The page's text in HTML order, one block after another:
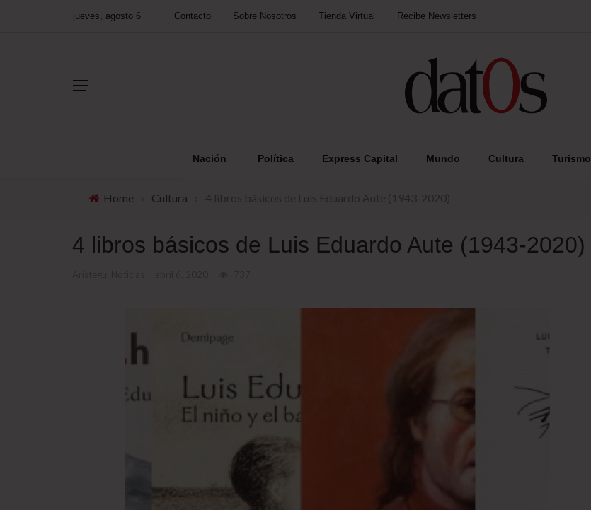
jueves, agosto 6 Contacto Sobre Nosotros Tienda Virtual Recibe Newsletters
Nación Política Express Capital Mundo Cultura Turismo
Home Cultura
4 libros básicos de Luis Eduardo Aute (1943-2020)